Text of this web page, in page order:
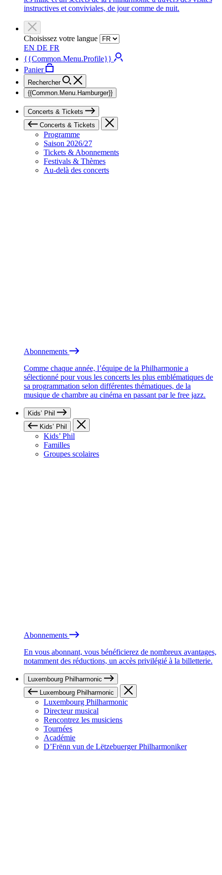
instructives et conviviales, de jour comme de nuit.
Choisissez votre langue
EN DE FR
{{Common.Menu.Profile}}
Panier
Rechercher
{{Common.Menu.Hamburger}}
Concerts & Tickets
Concerts & Tickets
Programme
Saison 2026/27
Tickets & Abonnements
Festivals & Thèmes
Au-delà des concerts
Abonnements
Comme chaque année, l’équipe de la Philharmonie a
sélectionné pour vous les concerts les plus emblématiques de
sa programmation selon différentes thématiques, de la
musique de chambre au cinéma en passant par le free jazz.
Kids’ Phil
Kids’ Phil
Kids’ Phil
Familles
Groupes scolaires
Abonnements
En vous abonnant, vous bénéficierez de nombreux avantages,
notamment des réductions, un accès privilégié à la billetterie.
Luxembourg Philharmonic
Luxembourg Philharmonic
Luxembourg Philharmonic
Directeur musical
Rencontrez les musiciens
Tournées
Académie
D’Frënn vun de Lëtzebuerger Philharmoniker